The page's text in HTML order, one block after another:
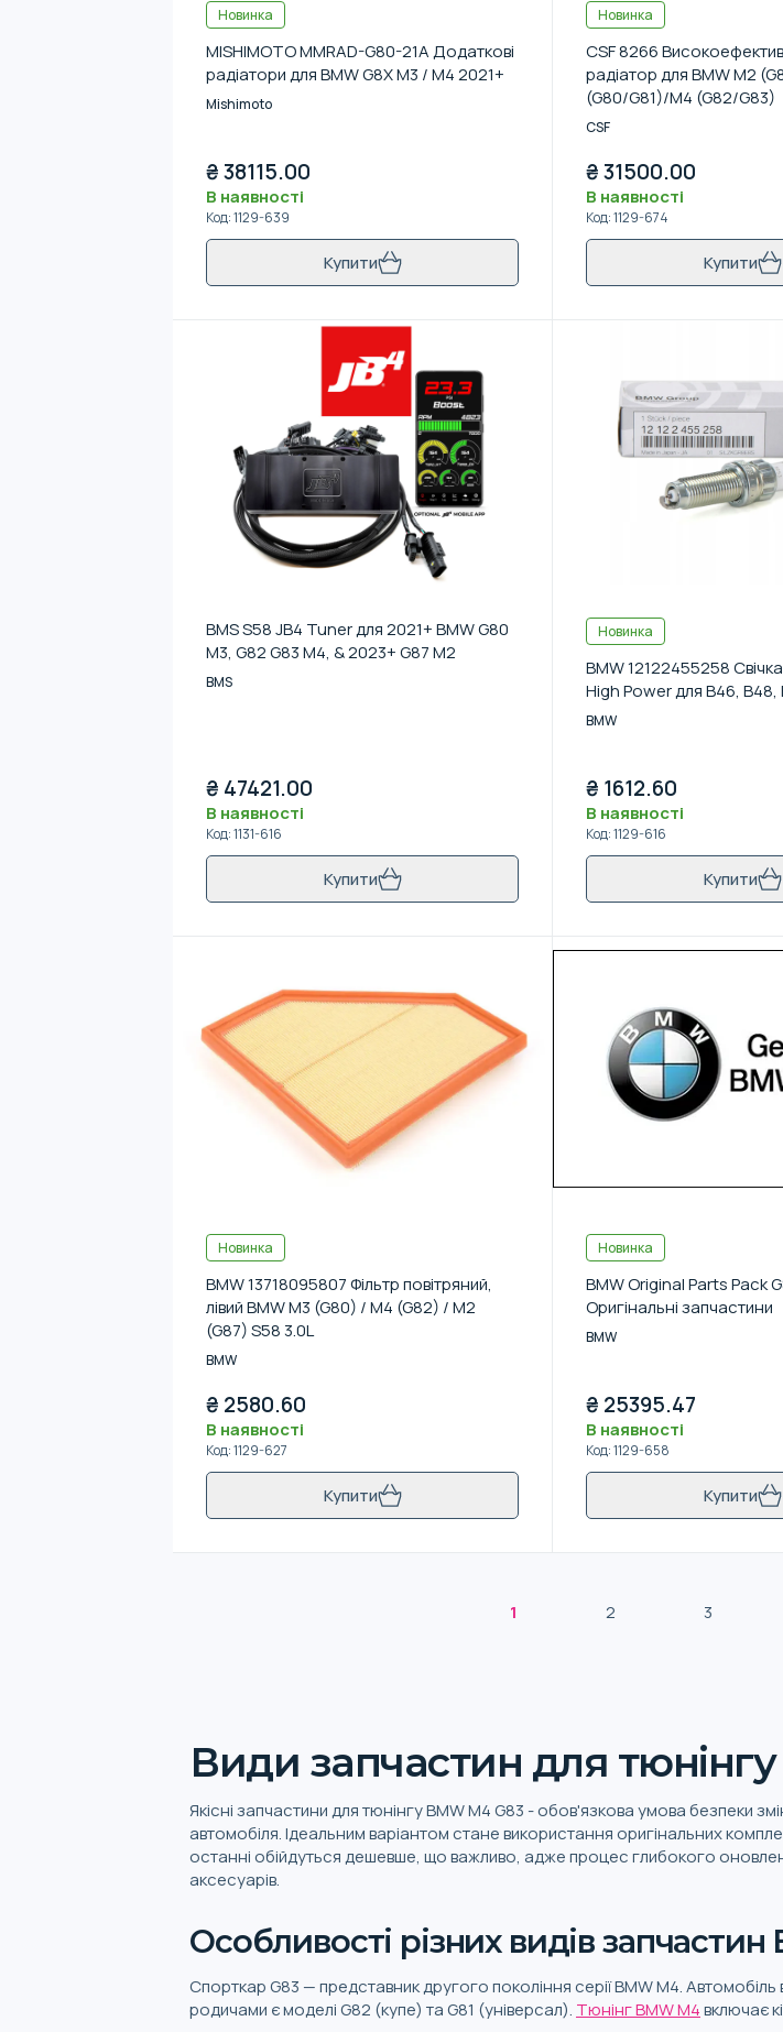
Новинка
MISHIMOTO MMRAD-G80-21A Додаткові
радіатори для BMW G8X M3 / M4 2021+
Mishimoto
₴38115.00
В наявності
Код:1129-639
Купити
Новинка
CSF 8266
радіатор для BMW M2
(G80/G81)/M4 (G82/G83)
CSF
₴31500.00
В наявності
Код:1129-674
Купити
BMS S58 JB4 Tuner для 2021+ BMW G80
M3, G82 G83 M4, & 2023+ G87 M2
BMS
₴ 47421.00
В наявності
Код:1131-616
Купити
Новинка
BMW 12122455258
High Power для B46, B48,
BMW
₴ 1612.60
В наявності
Код:1129-616
Купити
Новинка
BMW 13718095807 Фільтр повітряний,
лівий BMW M3 (G80) / M4 (G82) / M2
(G87) S58 3.0L
BMW
₴ 2580.60
В наявності
Код:1129-627
Купити
Новинка
BMW Original Parts Pack
Оригінальні запчастини
BMW
₴ 25395.47
В наявності
Код:1129-658
Купити
1 2 3
Види запчастин для
Якісні запчастини для тюнінгу BMW M4 G83 - обов'язкова умова безпеки
автомобіля. Ідеальним варіантом стане використання оригінальних
останні обійдуться дешевше, що важливо, адже процес глибокого
аксесуарів.
Особливості різних видів
Спорткар G83 — представник другого покоління серії BMW M4.
родичами є моделі G82 (купе) та G81 (універсал). Тюнінг BMW M4включає